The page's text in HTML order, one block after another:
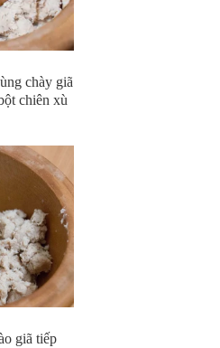
chày giã
chiên xù
giã tiếp